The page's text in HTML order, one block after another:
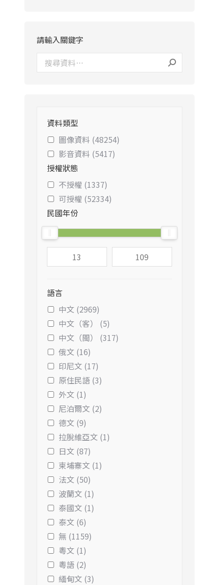
請輸入關鍵字
資料類型
圖像資料 (48254)
影音資料 (5417)
授權狀態
不授權 (1337)
可授權 (52334)
民國年份
語言
中文 (2969)
中文（客） (5)
中文（閩） (317)
俄文 (16)
印尼文 (17)
原住民語 (3)
外文 (1)
尼泊爾文 (2)
德文 (9)
拉脫維亞文 (1)
日文 (87)
柬埔寨文 (1)
法文 (50)
波蘭文 (1)
泰國文 (1)
泰文 (6)
無 (1159)
粵文 (1)
粵語 (2)
緬甸文 (3)